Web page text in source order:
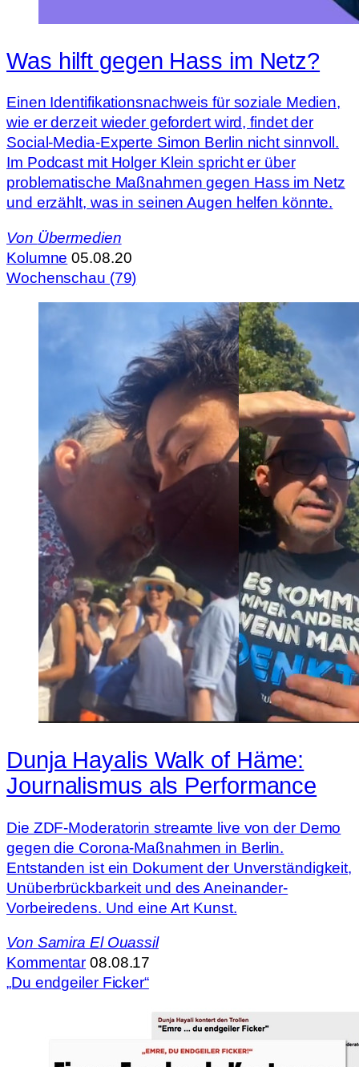
Was hilft gegen Hass im Netz?
Einen Identifikationsnachweis für soziale Medien,
wie er derzeit wieder gefordert wird, findet der
Social-Media-Experte Simon Berlin nicht sinnvoll.
Im Podcast mit Holger Klein spricht er über
problematische Maßnahmen gegen Hass im Netz
und erzählt, was in seinen Augen helfen könnte.
Von Übermedien
Kolumne 05.08.20
Wochenschau (79)
Dunja Hayalis Walk of Häme:
Journalismus als Performance
Die ZDF-Moderatorin streamte live von der Demo
gegen die Corona-Maßnahmen in Berlin.
Entstanden ist ein Dokument der Unverständigkeit,
Unüberbrückbarkeit und des Aneinander-
Vorbeiredens. Und eine Art Kunst.
Von Samira El Ouassil
Kommentar 08.08.17
„Du endgeiler Ficker“